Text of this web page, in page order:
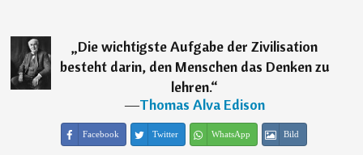
„Die wichtigste Aufgabe der Zivilisation
besteht darin, den Menschen das Denken zu
lehren.“
―Thomas Alva Edison
Facebook Twitter WhatsApp Bild